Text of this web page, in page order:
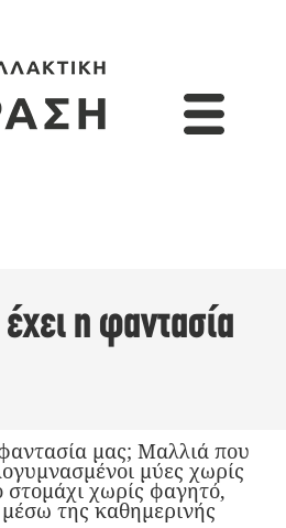
η φαντασία
μας; Μαλλιά που
μύες χωρίς
χωρίς φαγητό,
της καθημερινής